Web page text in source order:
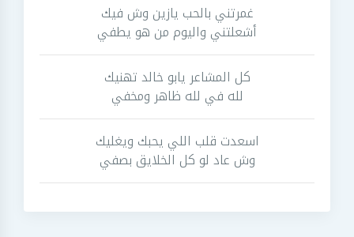
غمرتني بالحب يازين وش فيك
أشعلتني واليوم من هو يطفي
كل المشاعر يابو خالد تهنيك
لله في لله ظاهر ومخفي
اسعدت قلب اللي يحبك ويغليك
وش عاد لو كل الخلايق بصفي